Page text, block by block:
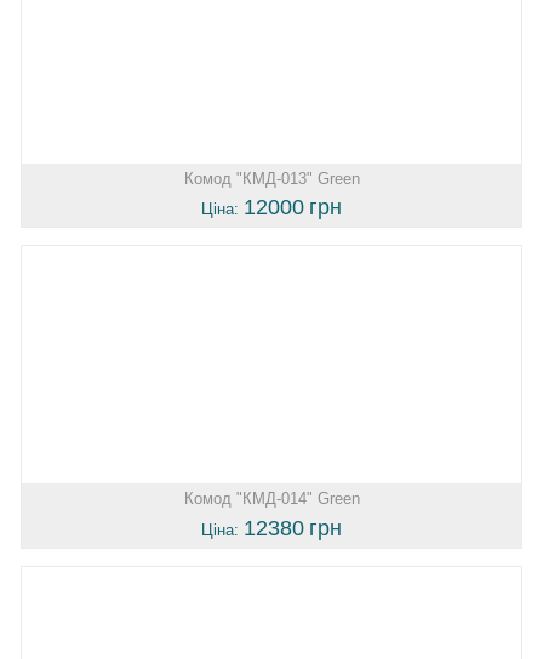
Комод "КМД-013" Green
Ціна: 12000 грн
Комод "КМД-014" Green
Ціна: 12380 грн